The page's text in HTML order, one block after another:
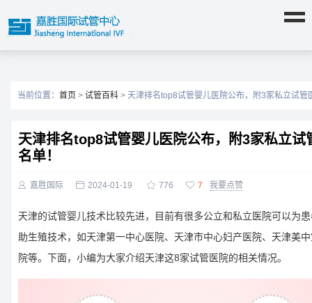
当前位置： 首页 > 试管百科 > 天津排名top8试管婴儿医院公布，附3家私立试管
天津排名top8试管婴儿医院公布，附3家私立试
名单！
 嘉胜国际  2024-01-19  776  7 我要点赞
天津的试管婴儿技术比较先进，目前有很多公立和私立医院可以为
助生殖技术，如天津第一中心医院、天津市中心妇产医院、天津美
院等。下面，小编为大家介绍天津这8家试管医院的相关情况。